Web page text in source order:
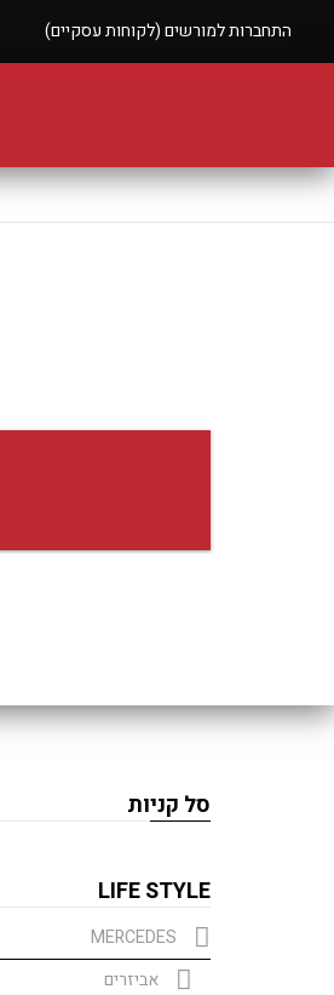
התחברות למורשים (לקוחות עסקיים)
סל קניות
LIFE STYLE
MERCEDES
אביזרים